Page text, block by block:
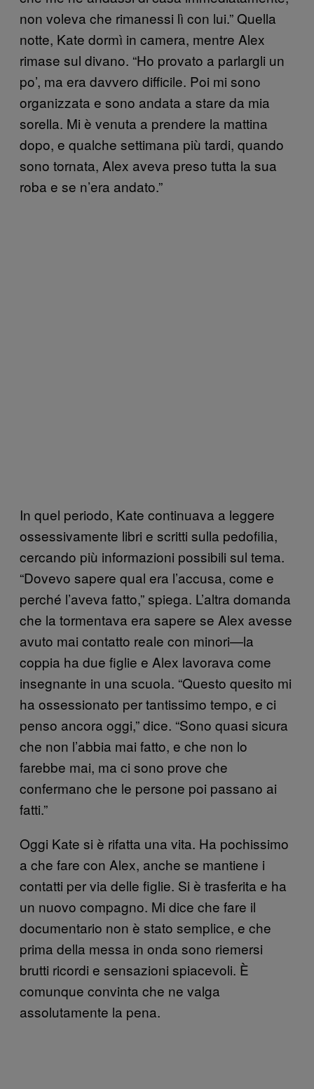
non voleva che rimanessi lì con lui.” Quella
notte, Kate dormì in camera, mentre Alex
rimase sul divano. “Ho provato a parlargli un
po’, ma era davvero difficile. Poi mi sono
organizzata e sono andata a stare da mia
sorella. Mi è venuta a prendere la mattina
dopo, e qualche settimana più tardi, quando
sono tornata, Alex aveva preso tutta la sua
roba e se n’era andato.”
In quel periodo, Kate continuava a leggere
ossessivamente libri e scritti sulla pedofilia,
cercando più informazioni possibili sul tema.
“Dovevo sapere qual era l’accusa, come e
perché l’aveva fatto,” spiega. L’altra domanda
che la tormentava era sapere se Alex avesse
avuto mai contatto reale con minori—la
coppia ha due figlie e Alex lavorava come
insegnante in una scuola. “Questo quesito mi
ha ossessionato per tantissimo tempo, e ci
penso ancora oggi,” dice. “Sono quasi sicura
che non l’abbia mai fatto, e che non lo
farebbe mai, ma ci sono prove che
confermano che le persone poi passano ai
fatti.”
Oggi Kate si è rifatta una vita. Ha pochissimo
a che fare con Alex, anche se mantiene i
contatti per via delle figlie. Si è trasferita e ha
un nuovo compagno. Mi dice che fare il
documentario non è stato semplice, e che
prima della messa in onda sono riemersi
brutti ricordi e sensazioni spiacevoli. È
comunque convinta che ne valga
assolutamente la pena.